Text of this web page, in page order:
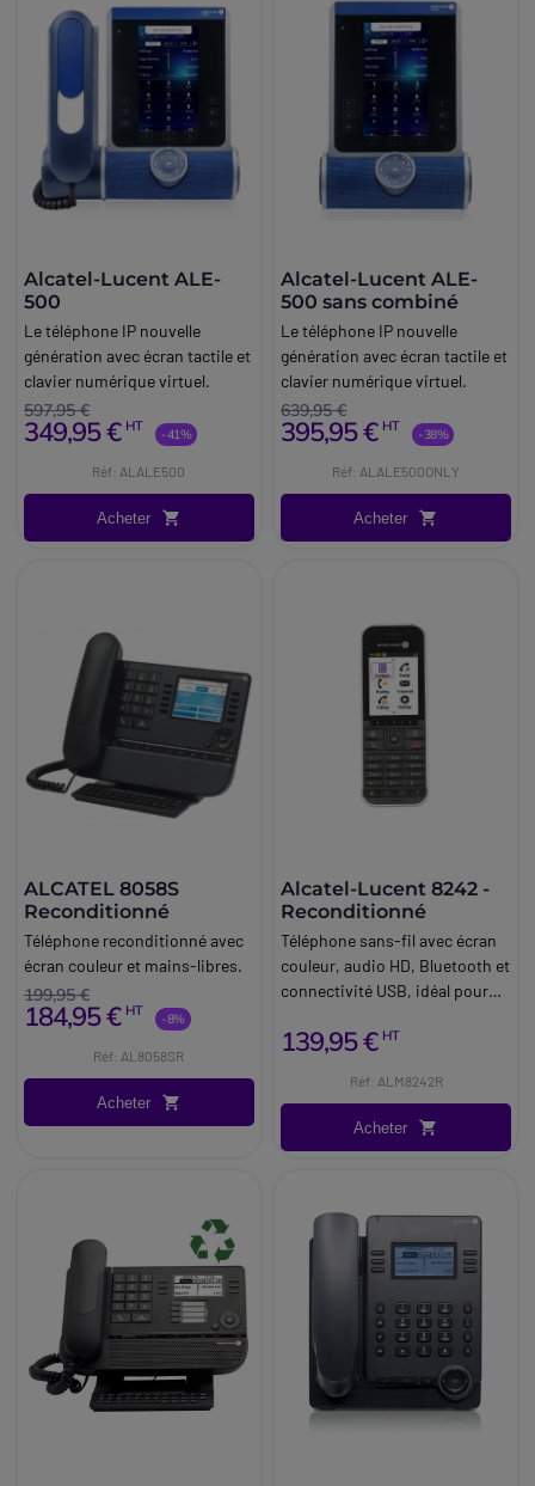
Alcatel-Lucent ALE-
500
Le téléphone IP nouvelle
génération avec écran tactile et
clavier numérique virtuel.
597,95 €
349,95 € HT -41%
Réf: ALALE500
Acheter
Alcatel-Lucent ALE-
500 sans combiné
Le téléphone IP nouvelle
génération avec écran tactile et
clavier numérique virtuel.
639,95 €
395,95 € HT -38%
Réf: ALALE500ONLY
Acheter
ALCATEL 8058S
Reconditionné
Téléphone reconditionné avec
écran couleur et mains-libres.
199,95 €
184,95 € HT -8%
Réf: AL8058SR
Acheter
Alcatel-Lucent 8242 -
Reconditionné
Téléphone sans-fil avec écran
couleur, audio HD, Bluetooth et
connectivité USB, idéal pour
139,95 € HT
Réf: ALM8242R
Acheter